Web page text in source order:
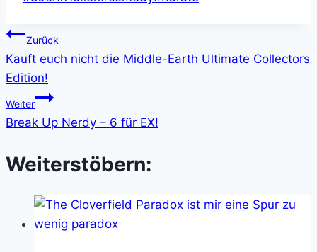
Beitragsnavigation
Zurück
Kauft euch nicht die Middle-Earth Ultimate Collectors
Edition!
Weiter
Break Up Nerdy – 6 für EX!
Weiterstöbern: